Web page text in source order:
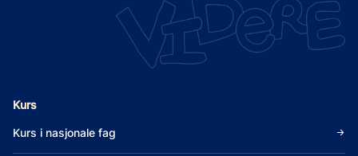
Kurs
Kurs i nasjonale fag